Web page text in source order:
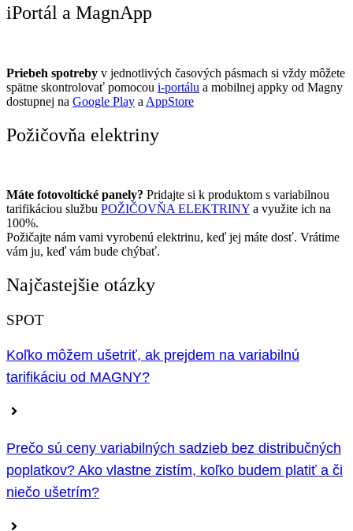
iPortál a MagnApp
Priebeh spotreby v jednotlivých časových pásmach si vždy môžete
spätne skontrolovať pomocou i-portálu a mobilnej appky od Magny
dostupnej na Google Play a AppStore
Požičovňa elektriny
Máte fotovoltické panely? Pridajte si k produktom s variabilnou
tarifikáciou službu POŽIČOVŇA ELEKTRINY a využite ich na
100%.
Požičajte nám vami vyrobenú elektrinu, keď jej máte dosť. Vrátime
vám ju, keď vám bude chýbať.
Najčastejšie otázky
SPOT
Koľko môžem ušetriť, ak prejdem na variabilnú
tarifikáciu od MAGNY?
Prečo sú ceny variabilných sadzieb bez distribučných
poplatkov? Ako vlastne zistím, koľko budem platiť a či
niečo ušetrím?